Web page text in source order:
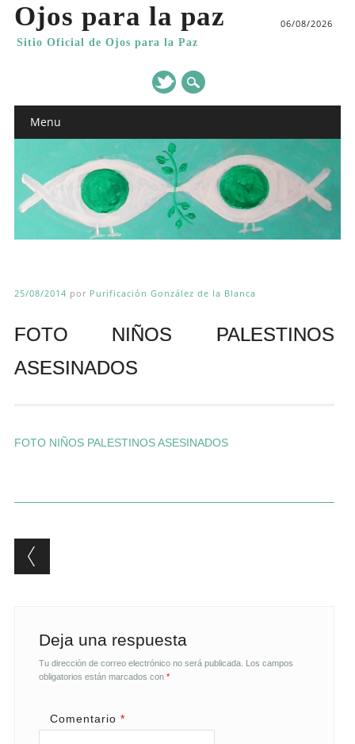
Ojos para la paz
Sitio Oficial de Ojos para la Paz
06/08/2026
Main menu
Menu
25/08/2014 por Purificación González de la Blanca
FOTO NIÑOS PALESTINOS
ASESINADOS
FOTO NIÑOS PALESTINOS ASESINADOS
Post navigation
Deja una respuesta
Tu dirección de correo electrónico no será publicada. Los campos
obligatorios están marcados con *
Comentario *